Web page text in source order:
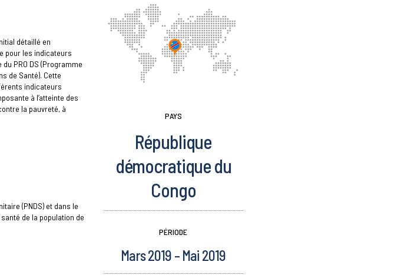
détaillé en
pour les indicateurs
PRO DS (Programme
de Santé). Cette
indicateurs
à l’atteinte des
la pauvreté, à
(PNDS) et dans le
de la population de
PAYS
République
démocratique du
Congo
PÉRIODE
Mars 2019 – Mai 2019